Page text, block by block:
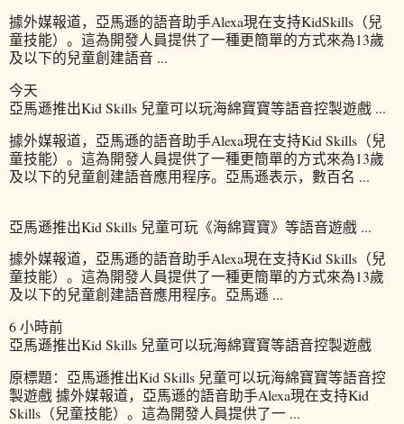
據外媒報道，亞馬遜的語音助手Alexa現在支持KidSkills（兒
童技能）。這為開發人員提供了一種更簡單的方式來為13歲
及以下的兒童創建語音 ...
今天
亞馬遜推出Kid Skills 兒童可以玩海綿寶寶等語音控製遊戲 ...
據外媒報道，亞馬遜的語音助手Alexa現在支持Kid Skills（兒
童技能）。這為開發人員提供了一種更簡單的方式來為13歲
及以下的兒童創建語音應用程序。亞馬遜表示，數百名 ...
亞馬遜推出Kid Skills 兒童可玩《海綿寶寶》等語音遊戲 ...
據外媒報道，亞馬遜的語音助手Alexa現在支持Kid Skills（兒
童技能）。這為開發人員提供了一種更簡單的方式來為13歲
及以下的兒童創建語音應用程序。亞馬遜 ...
6 小時前
亞馬遜推出Kid Skills 兒童可以玩海綿寶寶等語音控製遊戲
原標題：亞馬遜推出Kid Skills 兒童可以玩海綿寶寶等語音控
製遊戲 據外媒報道，亞馬遜的語音助手Alexa現在支持Kid
Skills（兒童技能）。這為開發人員提供了一 ...